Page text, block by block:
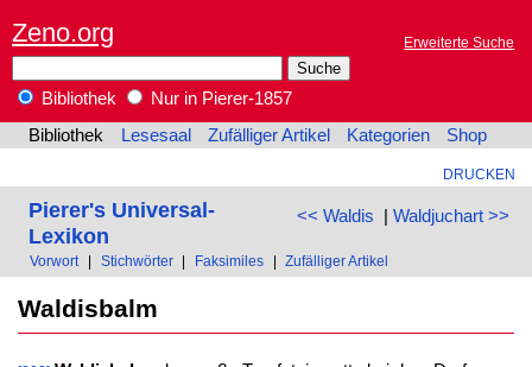
Zeno.org Erweiterte Suche
Bibliothek
Nur in Pierer-1857
Bibliothek
Lesesaal Zufälliger Artikel Kategorien Shop
DRUCKEN
<< Waldis | Waldjuchart >>
Pierer's Universal-
Lexikon
Vorwort Stichwörter Faksimiles Zufälliger Artikel
Waldisbalm